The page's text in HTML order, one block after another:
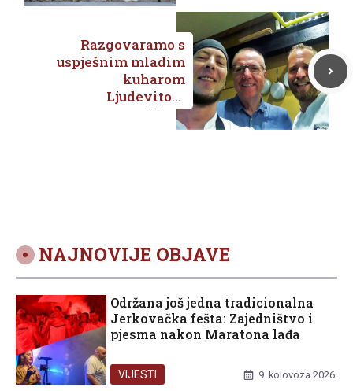
Razgovaramo s
uspješnim mladim
kuharom
Ljudevitom
Brečićem
NAJNOVIJE OBJAVE
Održana još jedna tradicionalna
Jerkovačka fešta: Zajedništvo i
pjesma nakon Maratona lađa
VIJESTI 9. kolovoza 2026.